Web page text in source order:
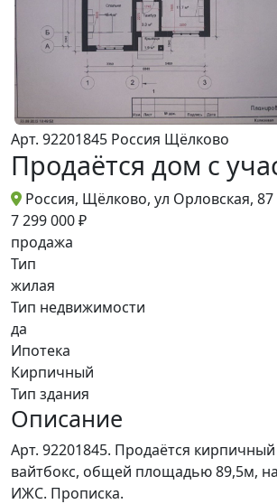
Арт. 92201845 Россия Щёлково
Продаётся дом с
Россия, Щёлково, ул Орловская, 87
7 299 000 ₽
продажа
Тип
жилая
Тип недвижимости
да
Ипотека
Кирпичный
Тип здания
Описание
Арт. 92201845. Продаётся
вайтбокс, общей площадью 89,5м, на
ИЖС. Прописка.